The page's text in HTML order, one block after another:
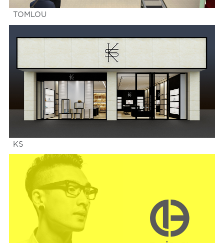
TOMLOU
KS